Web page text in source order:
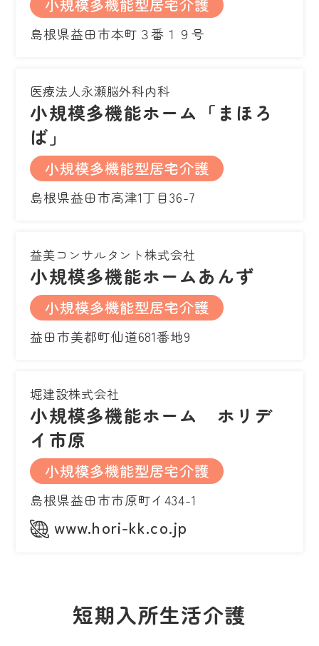
小規模多機能型居宅介護
島根県益田市本町３番１９号
医療法人永瀬脳外科内科
小規模多機能ホーム「まほろ
ば」
小規模多機能型居宅介護
島根県益田市高津1丁目36-7
益美コンサルタント株式会社
小規模多機能ホームあんず
小規模多機能型居宅介護
益田市美都町仙道681番地9
堀建設株式会社
小規模多機能ホーム ホリデ
イ市原
小規模多機能型居宅介護
島根県益田市市原町イ434-1
www.hori-kk.co.jp
短期入所生活介護